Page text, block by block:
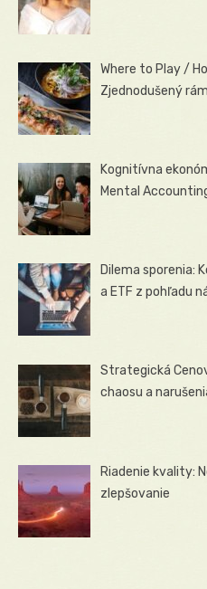
Where to Play /
Zjednodušený
Kognitívna
Mental
Dilema sporenia:
a ETF z pohľadu
Strategická
chaosu a
Riadenie kvality:
zlepšovanie